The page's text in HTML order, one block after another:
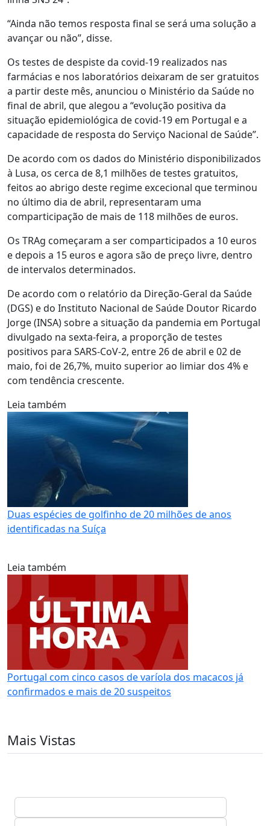
“Ainda não temos resposta final se será uma solução a
avançar ou não”, disse.
Os testes de despiste da covid-19 realizados nas
farmácias e nos laboratórios deixaram de ser gratuitos
a partir deste mês, anunciou o Ministério da Saúde no
final de abril, que alegou a “evolução positiva da
situação epidemiológica de covid-19 em Portugal e a
capacidade de resposta do Serviço Nacional de Saúde”.
De acordo com os dados do Ministério disponibilizados
à Lusa, os cerca de 8,1 milhões de testes gratuitos,
feitos ao abrigo deste regime excecional que terminou
no último dia de abril, representaram uma
comparticipação de mais de 118 milhões de euros.
Os TRAg começaram a ser comparticipados a 10 euros
e depois a 15 euros e agora são de preço livre, dentro
de intervalos determinados.
De acordo com o relatório da Direção-Geral da Saúde
(DGS) e do Instituto Nacional de Saúde Doutor Ricardo
Jorge (INSA) sobre a situação da pandemia em Portugal
divulgado na sexta-feira, a proporção de testes
positivos para SARS-CoV-2, entre 26 de abril e 02 de
maio, foi de 26,7%, muito superior ao limiar dos 4% e
com tendência crescente.
Leia também
Duas espécies de golfinho de 20 milhões de anos
identificadas na Suíça
Leia também
Portugal com cinco casos de varíola dos macacos já
confirmados e mais de 20 suspeitos
Mais Vistas